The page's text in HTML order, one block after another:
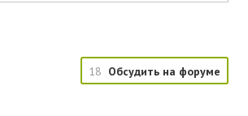
18 Обсудить на форуме